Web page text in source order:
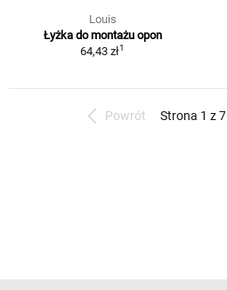
Louis
Łyżka do montażu opon
64,43 zł1
Powrót Strona 1 z 7